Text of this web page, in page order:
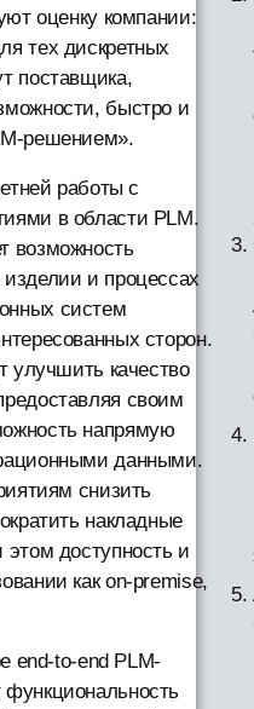
оценку компании:
тех дискретных
поставщика,
быстро и
решением».
работы с
в области PLM.
возможность
и процессах
систем
сторон.
улучшить качество
своим
напрямую
данными.
снизить
накладные
доступность и
как on-premise,
end-to-end PLM-